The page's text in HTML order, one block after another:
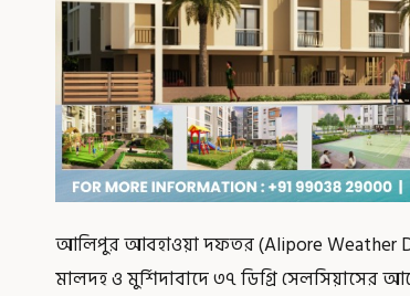
আলিপুর আবহাওয়া দফতর (Alipore Weather
মালদহ ও মুর্শিদাবাদে ৩৭ ডিগ্রি সেলসিয়াসের